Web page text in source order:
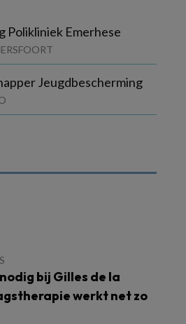
Polikliniek Emerhese
Jeugdbescherming
bij Gilles de la
werkt net zo